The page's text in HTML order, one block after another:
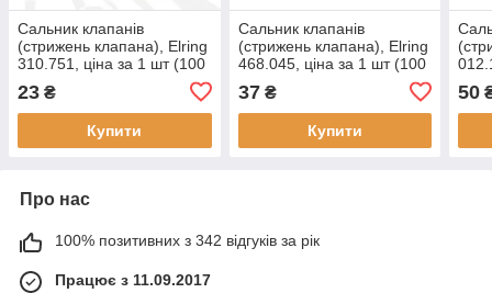
Cальник клапанів
(стрижень клапана), Elring
310.751, ціна за 1 шт (100
застосовується:
MERCEDES-BENZ, PUCH,
23 ₴
Купити
Cальник клапанів
(стрижень клапана), Elring
468.045, ціна за 1 шт (100
застосовується:
MERCEDES-BENZ,
HANOMAG
37₴
Купити
50
Про нас
100% позитивних з 342 відгуків за рік
Працює з 11.09.2017